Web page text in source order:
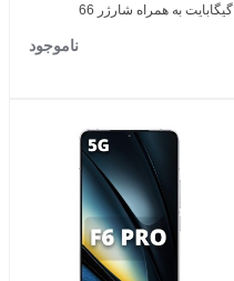
گیگابایت به همراه شارژر 66
ناموجود